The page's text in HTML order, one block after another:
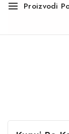
Proizvodi